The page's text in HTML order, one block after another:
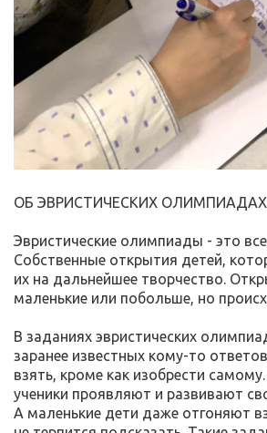
ОБ ЭВРИСТИЧЕСКИХ ОЛИМПИАДАХ
Эвристические олимпиады - это
Собственные открытия детей,
их на дальнейшее творчество.
маленькие или побольше, но
В заданиях эвристических
заранее известных кому-то
взять, кроме как изобрести
ученики проявляют и развивают
А маленькие дети даже отгоняют